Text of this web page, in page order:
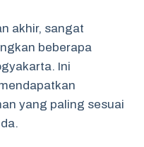
akhir, sangat
beberapa
Ini
yang paling sesuai